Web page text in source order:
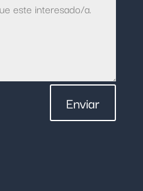
Enviar